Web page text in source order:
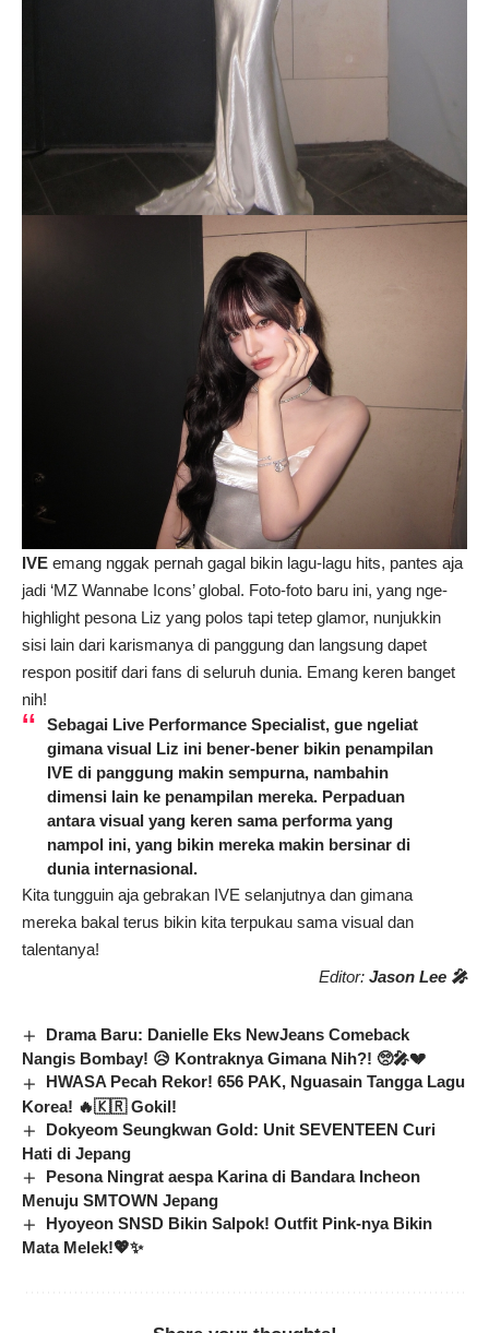
IVE emang nggak pernah gagal bikin lagu-lagu hits, pantes aja
jadi ‘MZ Wannabe Icons’ global. Foto-foto baru ini, yang nge-
highlight pesona Liz yang polos tapi tetep glamor, nunjukkin
sisi lain dari karismanya di panggung dan langsung dapet
respon positif dari fans di seluruh dunia. Emang keren banget
nih!
Sebagai Live Performance Specialist, gue ngeliat
gimana visual Liz ini bener-bener bikin penampilan
IVE di panggung makin sempurna, nambahin
dimensi lain ke penampilan mereka. Perpaduan
antara visual yang keren sama performa yang
nampol ini, yang bikin mereka makin bersinar di
dunia internasional.
Kita tungguin aja gebrakan IVE selanjutnya dan gimana
mereka bakal terus bikin kita terpukau sama visual dan
talentanya!
Editor: Jason Lee 🎤
Drama Baru: Danielle Eks NewJeans Comeback
Nangis Bombay! 😥 Kontraknya Gimana Nih?! 🥺🎤💔
HWASA Pecah Rekor! 656 PAK, Nguasain Tangga Lagu
Korea! 🔥🇰🇷 Gokil!
Dokyeom Seungkwan Gold: Unit SEVENTEEN Curi
Hati di Jepang
Pesona Ningrat aespa Karina di Bandara Incheon
Menuju SMTOWN Jepang
Hyoyeon SNSD Bikin Salpok! Outfit Pink-nya Bikin
Mata Melek!💖✨